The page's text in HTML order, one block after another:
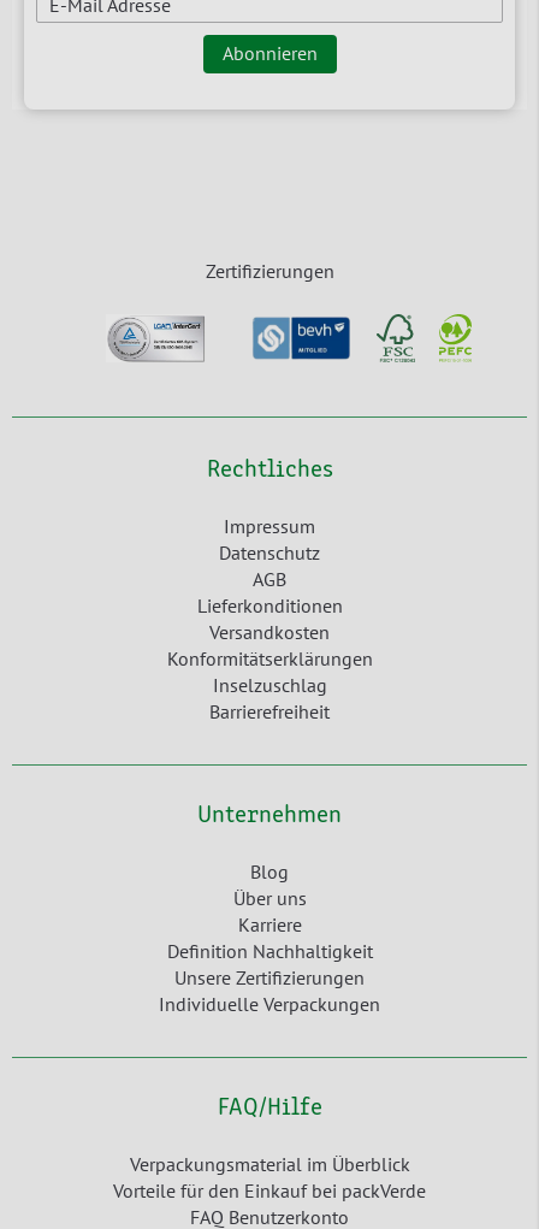
Abonnieren
Zertifizierungen
Rechtliches
Impressum
Datenschutz
AGB
Lieferkonditionen
Versandkosten
Konformitätserklärungen
Inselzuschlag
Barrierefreiheit
Unternehmen
Blog
Über uns
Karriere
Definition Nachhaltigkeit
Unsere Zertifizierungen
Individuelle Verpackungen
FAQ/Hilfe
Verpackungsmaterial im Überblick
Vorteile für den Einkauf bei packVerde
FAQ Benutzerkonto